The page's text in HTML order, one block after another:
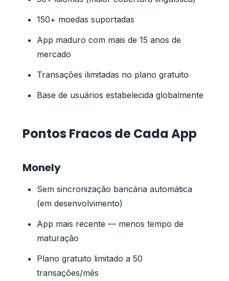
150+ moedas suportadas
App maduro com mais de 15 anos de
mercado
Transações ilimitadas no plano gratuito
Base de usuários estabelecida globalmente
Pontos Fracos de Cada App
Monely
Sem sincronização bancária automática
(em desenvolvimento)
App mais recente — menos tempo de
maturação
Plano gratuito limitado a 50
transações/mês